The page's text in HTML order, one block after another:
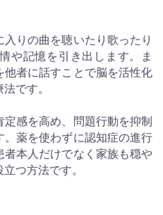
りの曲を聴いたり歌ったり
や記憶を引き出します。ま
者に話すことで脳を活性化
です。
感を高め、問題行動を抑制
薬を使わずに認知症の進行
者本人だけでなく家族も穏や
つ方法です。